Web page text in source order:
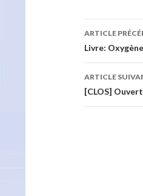
des
articles
ARTICLE
Livre:
ARTICLE
[CLOS]